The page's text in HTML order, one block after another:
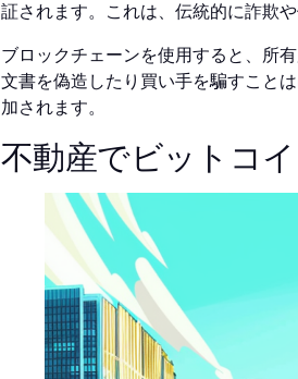
証されます。これは、伝統的に詐欺
ブロックチェーンを使用すると、所
文書を偽造したり買い手を騙すこと
加されます。
不動産でビットコ